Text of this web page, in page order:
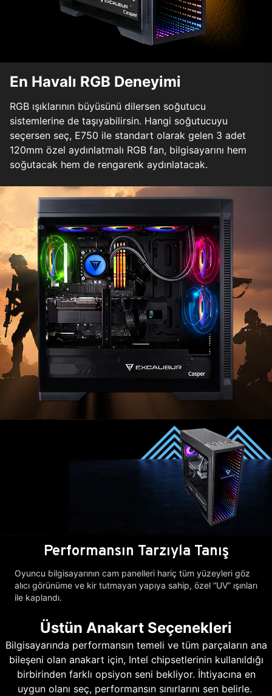
En Havalı RGB Deneyimi
RGB ışıklarının büyüsünü dilersen soğutucu
sistemlerine de taşıyabilirsin. Hangi soğutucuyu
seçersen seç, E750 ile standart olarak gelen 3 adet
120mm özel aydınlatmalı RGB fan, bilgisayarını hem
soğutacak hem de rengarenk aydınlatacak.
Performansın Tarzıyla Tanış
Oyuncu bilgisayarının cam panelleri hariç tüm yüzeyleri göz
alıcı görünüme ve kir tutmayan yapıya sahip, özel “UV” ışınları
ile kaplandı.
Üstün Anakart Seçenekleri
Bilgisayarında performansın temeli ve tüm parçaların ana
bileşeni olan anakart için, Intel chipsetlerinin kullanıldığı
birbirinden farklı opsiyon seni bekliyor. İhtiyacına en
uygun olanı seç, performansın sınırlarını sen belirle.